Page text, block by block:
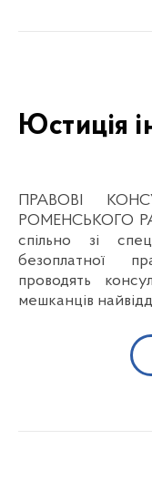
Юстиція
ПРАВОВІ КОНСУЛЬТАЦІЇ ДЛЯ МЕШКАНЦІВ
РОМЕНСЬКОГО
спільно зі
безоплатної
проводять
мешканців